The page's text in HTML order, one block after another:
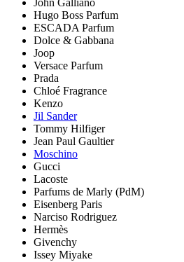
John Galliano
Hugo Boss Parfum
ESCADA Parfum
Dolce & Gabbana
Joop
Versace Parfum
Prada
Chloé Fragrance
Kenzo
Jil Sander
Tommy Hilfiger
Jean Paul Gaultier
Moschino
Gucci
Lacoste
Parfums de Marly (PdM)
Eisenberg Paris
Narciso Rodriguez
Hermès
Givenchy
Issey Miyake